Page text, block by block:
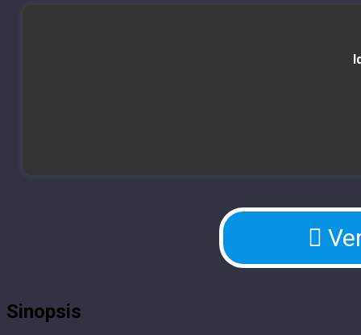
Sinopsis